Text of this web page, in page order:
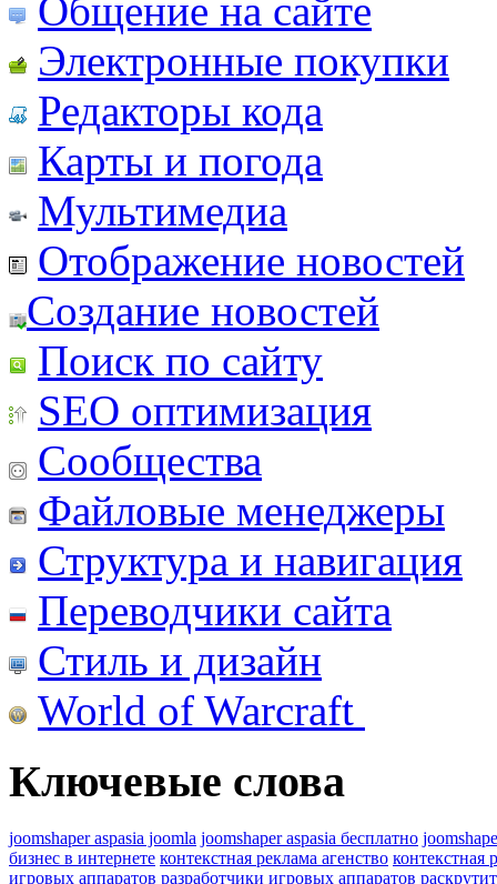
Общение на сайте
Электронные покупки
Редакторы кода
Карты и погода
Мультимедиа
Отображение новостей
Создание новостей
Поиск по сайту
SEO оптимизация
Сообщества
Файловые менеджеры
Структура и навигация
Переводчики сайта
Стиль и дизайн
World of Warcraft
Ключевые слова
joomshaper aspasia joomla joomshaper aspasia бесплатно
бизнес в интернете контекстная реклама агенство контекстная
игровых аппаратов разработчики игровых аппаратов